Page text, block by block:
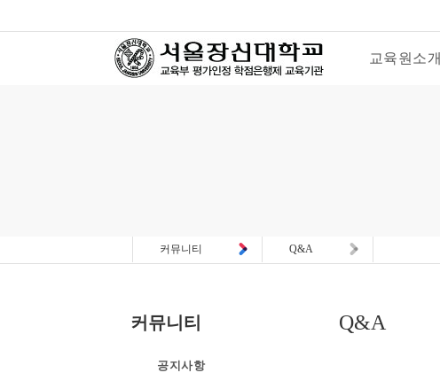
교육원소개
커뮤니티 Q&A
커뮤니티
공지사항
Q&A